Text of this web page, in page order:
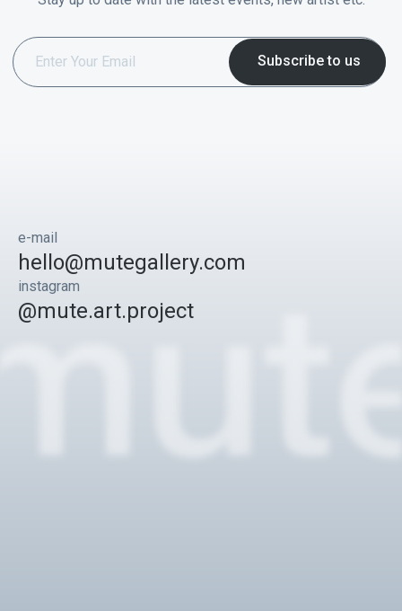
e-mail
hello@mutegallery.com
instagram
@mute.art.project